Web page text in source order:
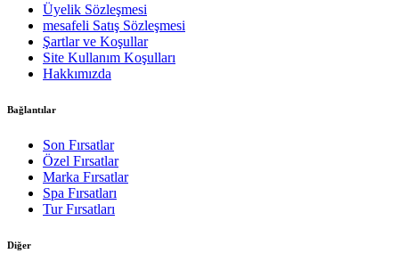
Üyelik Sözleşmesi
mesafeli Satış Sözleşmesi
Şartlar ve Koşullar
Site Kullanım Koşulları
Hakkımızda
Bağlantılar
Son Fırsatlar
Özel Fırsatlar
Marka Fırsatlar
Spa Fırsatları
Tur Fırsatları
Diğer